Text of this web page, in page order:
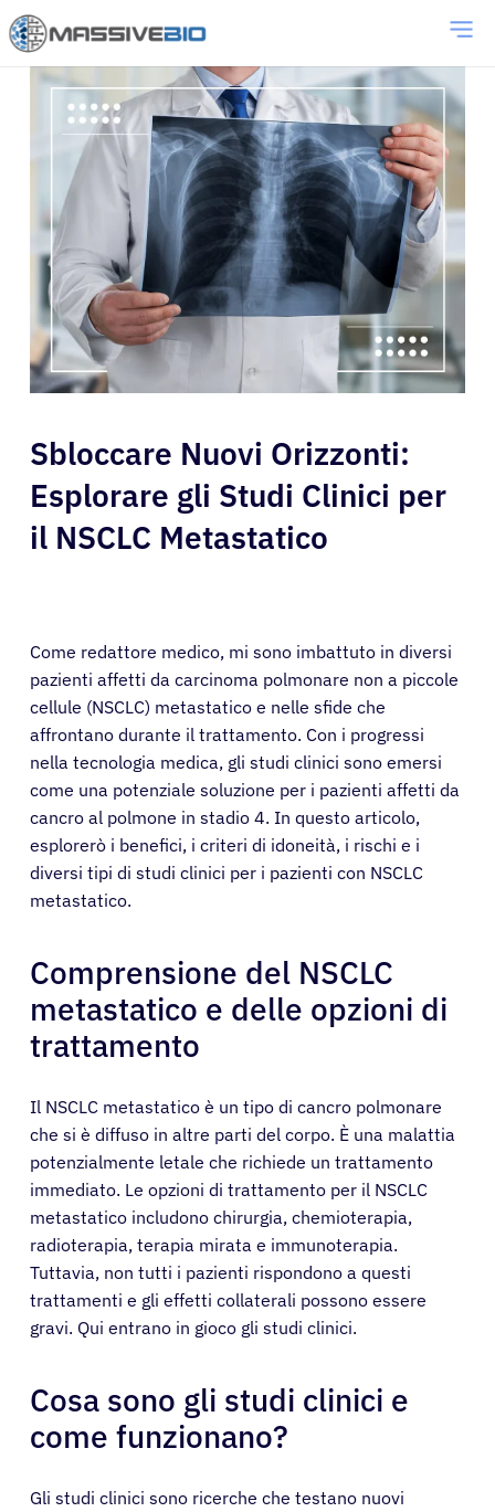
Sbloccare Nuovi Orizzonti:
Esplorare gli Studi Clinici per
il NSCLC Metastatico
Come redattore medico, mi sono imbattuto in diversi
pazienti affetti da carcinoma polmonare non a piccole
cellule (NSCLC) metastatico e nelle sfide che
affrontano durante il trattamento. Con i progressi
nella tecnologia medica, gli studi clinici sono emersi
come una potenziale soluzione per i pazienti affetti da
cancro al polmone in stadio 4. In questo articolo,
esplorerò i benefici, i criteri di idoneità, i rischi e i
diversi tipi di studi clinici per i pazienti con NSCLC
metastatico.
Comprensione del NSCLC
metastatico e delle opzioni di
trattamento
Il NSCLC metastatico è un tipo di cancro polmonare
che si è diffuso in altre parti del corpo. È una malattia
potenzialmente letale che richiede un trattamento
immediato. Le opzioni di trattamento per il NSCLC
metastatico includono chirurgia, chemioterapia,
radioterapia, terapia mirata e immunoterapia.
Tuttavia, non tutti i pazienti rispondono a questi
trattamenti e gli effetti collaterali possono essere
gravi. Qui entrano in gioco gli studi clinici.
Cosa sono gli studi clinici e
come funzionano?
Gli studi clinici sono ricerche che testano nuovi